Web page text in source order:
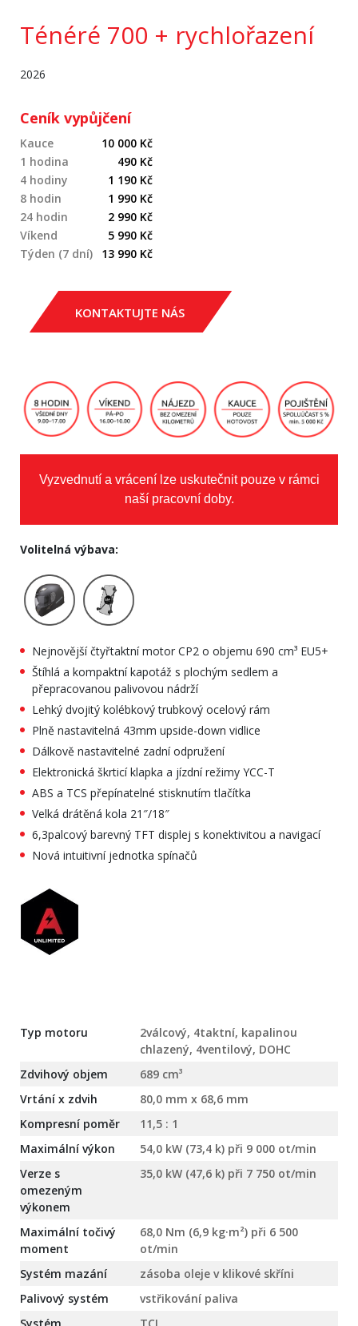
Ténéré 700 + rychlořazení
2026
Ceník vypůjčení
Kauce
10 000 Kč
1 hodina
490 Kč
4 hodiny
1 190 Kč
8 hodin
1 990 Kč
24 hodin
2 990 Kč
Víkend
5 990 Kč
Týden (7 dní)
13 990 Kč
KONTAKTUJTE NÁS
Vyzvednutí a vrácení lze uskutečnit pouze v rámci
naší pracovní doby.
Volitelná výbava:
Nejnovější čtyřtaktní motor CP2 o objemu 690 cm³ EU5+
Štíhlá a kompaktní kapotáž s plochým sedlem a
přepracovanou palivovou nádrží
Lehký dvojitý kolébkový trubkový ocelový rám
Plně nastavitelná 43mm upside-down vidlice
Dálkově nastavitelné zadní odpružení
Elektronická škrticí klapka a jízdní režimy YCC-T
ABS a TCS přepínatelné stisknutím tlačítka
Velká drátěná kola 21″/18″
6,3palcový barevný TFT displej s konektivitou a navigací
Nová intuitivní jednotka spínačů
Typ motoru
2válcový, 4taktní, kapalinou
chlazený, 4ventilový, DOHC
Zdvihový objem
689 cm³
Vrtání x zdvih
80,0 mm x 68,6 mm
Kompresní poměr
11,5 : 1
Maximální výkon
54,0 kW (73,4 k) při 9 000 ot/min
Verze s
omezeným
výkonem
35,0 kW (47,6 k) při 7 750 ot/min
Maximální točivý
moment
68,0 Nm (6,9 kg·m²) při 6 500
ot/min
Systém mazání
zásoba oleje v klikové skříni
Palivový systém
vstřikování paliva